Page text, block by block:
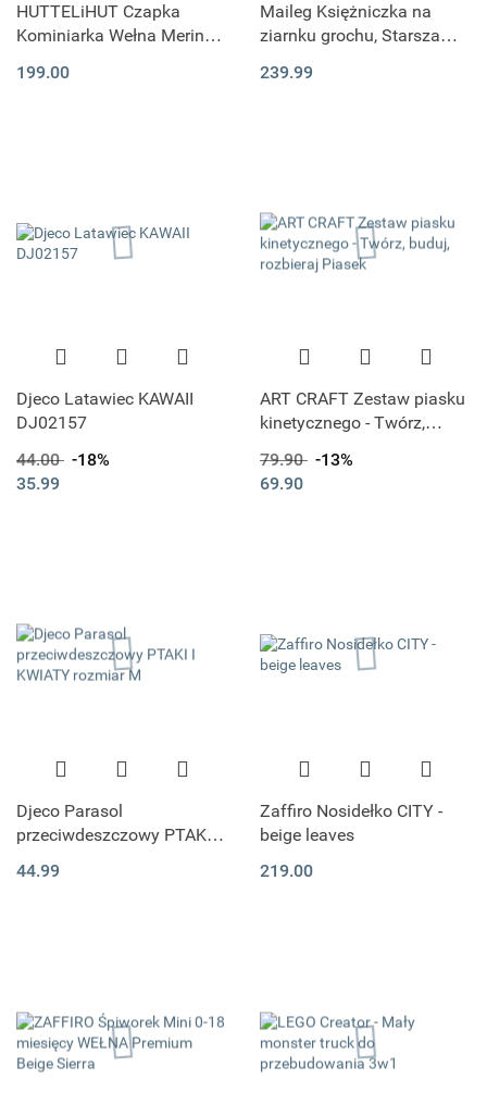
HUTTELiHUT Czapka
Kominiarka Wełna Merino
199.00
Maileg Księżniczka na
ziarnku grochu, Starsza
Królewska
239.99
Djeco Latawiec KAWAII
DJ02157
44.00 -18%
35.99
ART CRAFT Zestaw piasku
kinetycznego - Twórz,
79.90 -13%
69.90
Djeco Parasol
przeciwdeszczowy PTAKI I
44.99
Zaffiro Nosidełko CITY -
beige leaves
219.00